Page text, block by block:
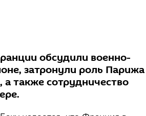
обсудили военно-
затронули роль Парижа
также сотрудничество